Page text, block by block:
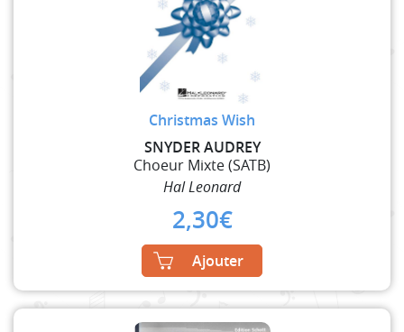
Christmas Wish
SNYDER AUDREY
Choeur Mixte (SATB)
Hal Leonard
2,30€
Ajouter